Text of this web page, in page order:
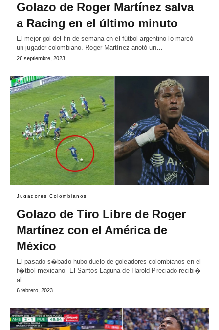
Golazo de Roger Martínez salva
a Racing en el último minuto
El mejor gol del fin de semana en el fútbol argentino lo marcó
un jugador colombiano. Roger Martínez anotó un…
26 septiembre, 2023
Jugadores Colombianos
Golazo de Tiro Libre de Roger
Martínez con el América de
México
El pasado s�bado hubo duelo de goleadores colombianos en el
f�tbol mexicano. El Santos Laguna de Harold Preciado recibi�
al…
6 febrero, 2023